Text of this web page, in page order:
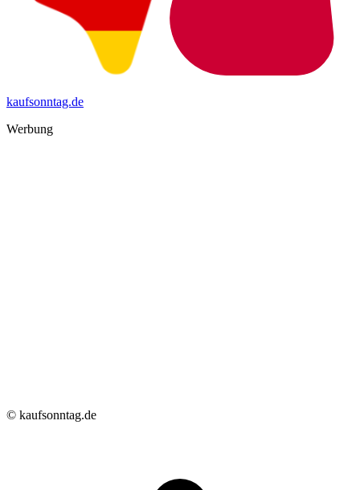
kaufsonntag.de
Werbung
© kaufsonntag.de